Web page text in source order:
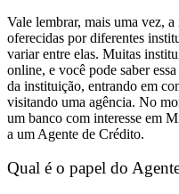
Vale lembrar, mais uma vez,
oferecidas por diferentes
variar entre elas. Muitas
online, e você pode saber
da instituição, entrando em
visitando uma agência. No
um banco com interesse em
a um Agente de Crédito.
Qual é o papel do